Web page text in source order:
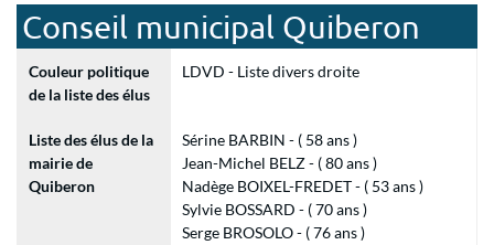
Conseil municipal Quiberon
Couleur politique
de la liste des élus
LDVD - Liste divers droite
Liste des élus de la
mairie de
Quiberon
Sérine BARBIN - ( 58 ans )
Jean-Michel BELZ - ( 80 ans )
Nadège BOIXEL-FREDET - ( 53 ans )
Sylvie BOSSARD - ( 70 ans )
Serge BROSOLO - ( 76 ans )